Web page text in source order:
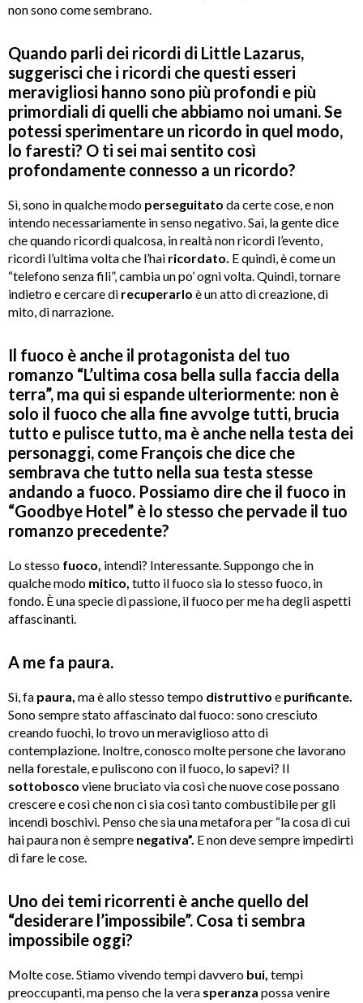
non sono come sembrano.
Quando parli dei ricordi di Little Lazarus,
suggerisci che i ricordi che questi esseri
meravigliosi hanno sono più profondi e più
primordiali di quelli che abbiamo noi umani. Se
potessi sperimentare un ricordo in quel modo,
lo faresti? O ti sei mai sentito così
profondamente connesso a un ricordo?
Sì, sono in qualche modo perseguitato da certe cose, e non
intendo necessariamente in senso negativo. Sai, la gente dice
che quando ricordi qualcosa, in realtà non ricordi l’evento,
ricordi l’ultima volta che l’hai ricordato. E quindi, è come un
“telefono senza fili”, cambia un po’ ogni volta. Quindi, tornare
indietro e cercare di recuperarlo è un atto di creazione, di
mito, di narrazione.
Il fuoco è anche il protagonista del tuo
romanzo “L’ultima cosa bella sulla faccia della
terra”, ma qui si espande ulteriormente: non è
solo il fuoco che alla fine avvolge tutti, brucia
tutto e pulisce tutto, ma è anche nella testa dei
personaggi, come François che dice che
sembrava che tutto nella sua testa stesse
andando a fuoco. Possiamo dire che il fuoco in
“Goodbye Hotel” è lo stesso che pervade il tuo
romanzo precedente?
Lo stesso fuoco, intendi? Interessante. Suppongo che in
qualche modo mitico, tutto il fuoco sia lo stesso fuoco, in
fondo. È una specie di passione, il fuoco per me ha degli aspetti
affascinanti.
A me fa paura.
Sì, fa paura, ma è allo stesso tempo distruttivo e purificante.
Sono sempre stato affascinato dal fuoco: sono cresciuto
creando fuochi, lo trovo un meraviglioso atto di
contemplazione. Inoltre, conosco molte persone che lavorano
nella forestale, e puliscono con il fuoco, lo sapevi? Il
sottobosco viene bruciato via così che nuove cose possano
crescere e così che non ci sia così tanto combustibile per gli
incendi boschivi. Penso che sia una metafora per “la cosa di cui
hai paura non è sempre negativa”. E non deve sempre impedirti
di fare le cose.
Uno dei temi ricorrenti è anche quello del
“desiderare l’impossibile”. Cosa ti sembra
impossibile oggi?
Molte cose. Stiamo vivendo tempi davvero bui, tempi
preoccupanti, ma penso che la vera speranza possa venire